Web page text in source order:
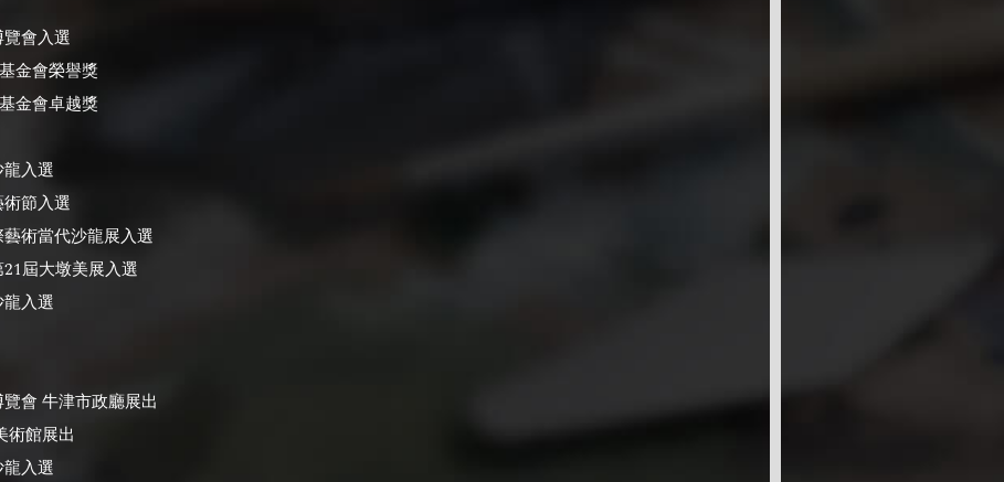
會入選
金會榮譽獎
金會卓越獎
入選
節入選
術當代沙龍展入選
屆大墩美展入選
入選
會 牛津市政廳展出
術館展出
入選